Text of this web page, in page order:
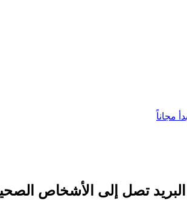
ابدأ مجاناً
البريد تصل إلى الأشخاص